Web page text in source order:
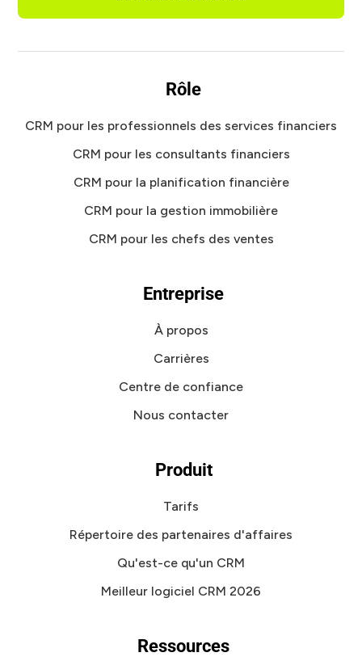
Rôle
CRM pour les professionnels des services financiers
CRM pour les consultants financiers
CRM pour la planification financière
CRM pour la gestion immobilière
CRM pour les chefs des ventes
Entreprise
À propos
Carrières
Centre de confiance
Nous contacter
Produit
Tarifs
Répertoire des partenaires d'affaires
Qu'est-ce qu'un CRM
Meilleur logiciel CRM 2026
Ressources